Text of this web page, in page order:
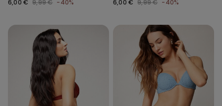
6,00 € 9,99 € -40%
6,00 € 9,99 € -40%